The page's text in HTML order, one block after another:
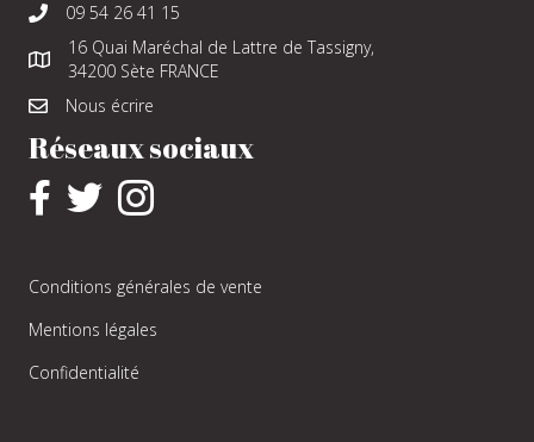
09 54 26 41 15
16 Quai Maréchal de Lattre de Tassigny,
34200 Sète FRANCE
Nous écrire
Réseaux sociaux
Conditions générales de vente
Mentions légales
Confidentialité